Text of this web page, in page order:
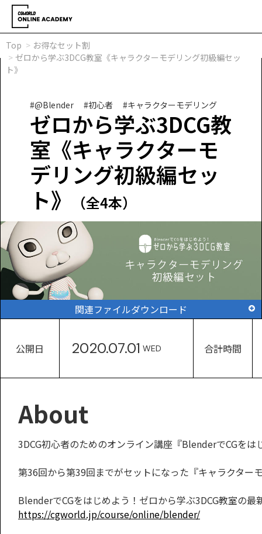
Top
お得なセット割
ゼロから学ぶ3DCG教室《キャラクターモデリング初級編セッ
ト》
#@Blender #初心者 #キャラクターモデリング
ゼロから学ぶ3DCG教
室《キャラクターモ
デリング初級編セッ
ト》
（全4本）
関連ファイルダウンロード
公開日 2020.07.01 WED 合計時間
About
3DCG初心者のためのオンライン講座『BlenderでCGを
第36回から第39回までがセットになった『キャラクター
BlenderでCGをはじめよう！ゼロから学ぶ3DCG教室の最
https://cgworld.jp/course/online/blender/